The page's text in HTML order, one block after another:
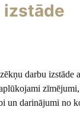
izstāde
darbu izstāde
zīmējumi,
un darinājumi no